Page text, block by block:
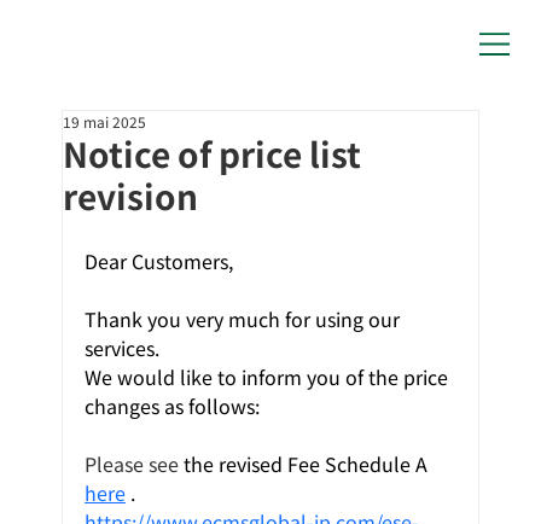
Notice of price list
revision
19 mai 2025
Dear Customers,
Thank you very much for using our
services.
We would like to inform you of the price
changes as follows:
Please see the revised Fee Schedule A
here .